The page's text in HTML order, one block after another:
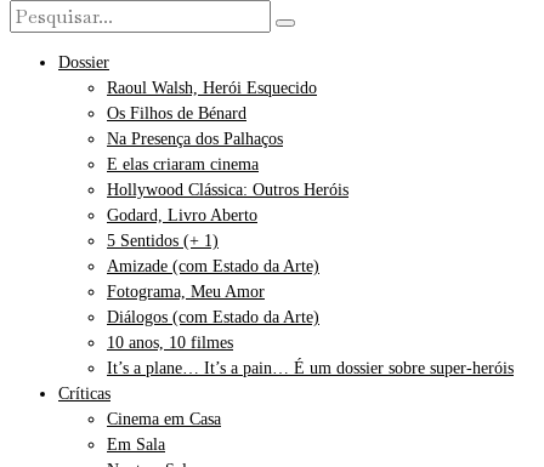
Dossier
Raoul Walsh, Herói Esquecido
Os Filhos de Bénard
Na Presença dos Palhaços
E elas criaram cinema
Hollywood Clássica: Outros Heróis
Godard, Livro Aberto
5 Sentidos (+ 1)
Amizade (com Estado da Arte)
Fotograma, Meu Amor
Diálogos (com Estado da Arte)
10 anos, 10 filmes
It’s a plane… It’s a pain… É um dossier sobre super-heróis
Críticas
Cinema em Casa
Em Sala